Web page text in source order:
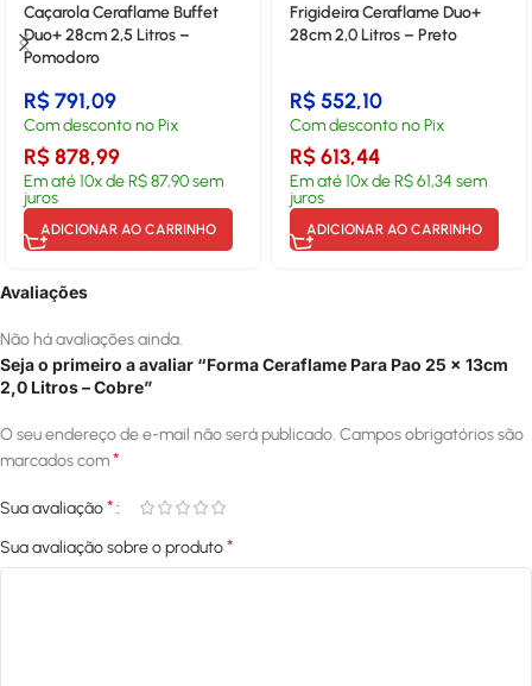
Caçarola Ceraflame Buffet
Duo+ 28cm 2,5 Litros –
Pomodoro
R$791,09
Com desconto no Pix
R$878,99
Em até10x deR$87,90sem
juros
ADICIONAR AO CARRINHO
Frigideira Ceraflame Duo+
28cm 2,0 Litros – Preto
R$552,10
Com desconto no Pix
R$613,44
Em até10x deR$61,34 sem
juros
ADICIONAR AO CARRINHO
Avaliações
Não há avaliações ainda.
Seja o primeiro a avaliar “Forma Ceraflame Para Pao 25 x 13cm
2,0 Litros – Cobre”
O seu endereço de e-mail não será publicado. Campos obrigatórios são
marcados com*
Sua avaliação*
Sua avaliação sobre o produto*